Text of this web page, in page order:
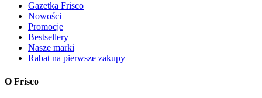
Gazetka Frisco
Nowości
Promocje
Bestsellery
Nasze marki
Rabat na pierwsze zakupy
O Frisco